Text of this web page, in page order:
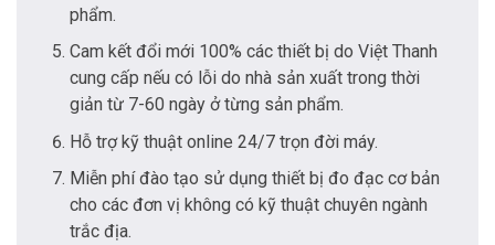
phẩm.
Cam kết đổi mới 100% các thiết bị do Việt Thanh
cung cấp nếu có lỗi do nhà sản xuất trong thời
giản từ 7-60 ngày ở từng sản phẩm.
Hỗ trợ kỹ thuật online 24/7 trọn đời máy.
Miễn phí đào tạo sử dụng thiết bị đo đạc cơ bản
cho các đơn vị không có kỹ thuật chuyên ngành
trắc địa.